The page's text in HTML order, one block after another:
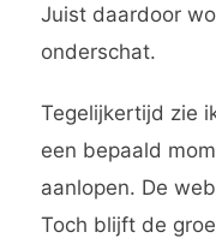
Juist daardoor
onderschat.
Tegelijkertijd zie
een bepaald
aanlopen. De
Toch blijft de